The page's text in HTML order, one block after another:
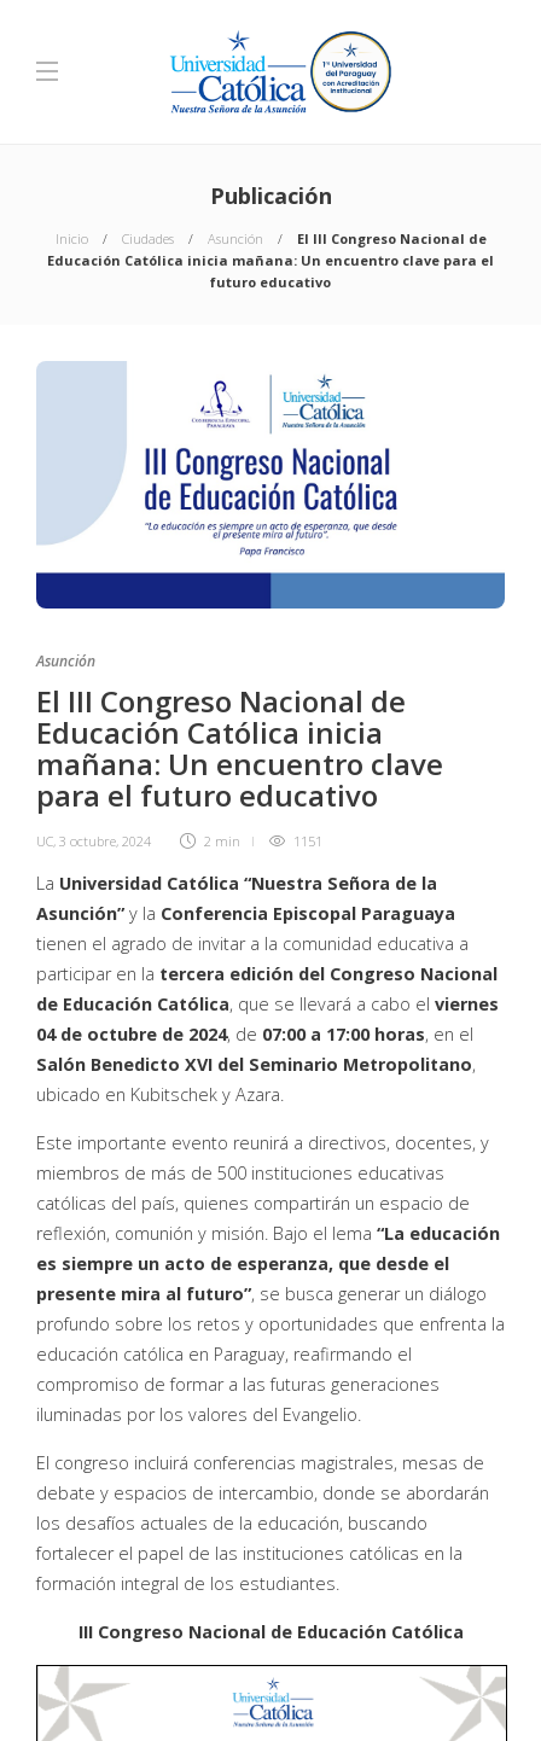
Publicación
Inicio Ciudades Asunción
El III Congreso Nacional de
Educación Católica inicia mañana: Un encuentro clave para el
futuro educativo
Asunción
El III Congreso Nacional de
Educación Católica inicia
mañana: Un encuentro clave
para el futuro educativo
UC, 3 octubre, 2024 2 min 1151
La Universidad Católica “Nuestra Señora de la
Asunción” y la Conferencia Episcopal Paraguaya
tienen el agrado de invitar a la comunidad educativa a
participar en la tercera edición del Congreso Nacional
de Educación Católica, que se llevará a cabo el viernes
04 de octubre de 2024, de 07:00 a 17:00 horas, en el
Salón Benedicto XVI del Seminario Metropolitano,
ubicado en Kubitschek y Azara.
Este importante evento reunirá a directivos, docentes, y
miembros de más de 500 instituciones educativas
católicas del país, quienes compartirán un espacio de
reflexión, comunión y misión. Bajo el lema “La educación
es siempre un acto de esperanza, que desde el
presente mira al futuro”, se busca generar un diálogo
profundo sobre los retos y oportunidades que enfrenta la
educación católica en Paraguay, reafirmando el
compromiso de formar a las futuras generaciones
iluminadas por los valores del Evangelio.
El congreso incluirá conferencias magistrales, mesas de
debate y espacios de intercambio, donde se abordarán
los desafíos actuales de la educación, buscando
fortalecer el papel de las instituciones católicas en la
formación integral de los estudiantes.
III Congreso Nacional de Educación Católica